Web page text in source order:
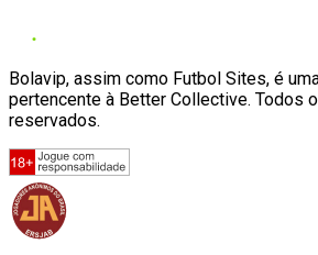
Bolavip, assim como Futbol Sites, é
pertencente à Better Collective. Todos
reservados.